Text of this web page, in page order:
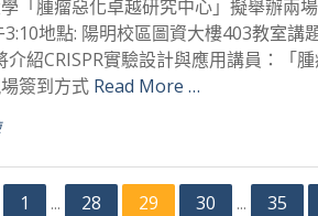
「腫瘤惡化卓越研究中心」擬舉辦兩
3:10地點: 陽明校區圖資大樓403教室
介紹CRISPR實驗設計與應用講員：「
簽到方式 Read More …
1 ... 28 29 30 ... 35